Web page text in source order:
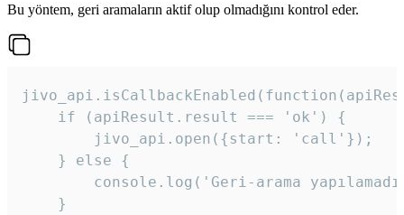
Bu yöntem, geri aramaların aktif olup olmadığını kontrol eder.
    if (apiResult.result === 'ok') {
        jivo_api.open({start: 'call'});
    } else {
console.log('Geri-arama
    }